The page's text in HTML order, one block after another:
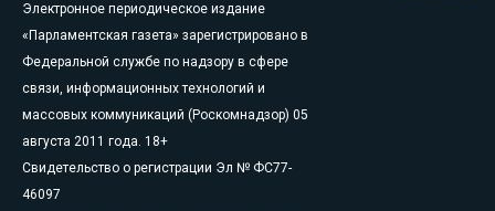
Электронное периодическое издание
«Парламентская газета» зарегистрировано в
Федеральной службе по надзору в сфере
связи, информационных технологий и
массовых коммуникаций (Роскомнадзор) 05
августа 2011 года. 18+
Свидетельство о регистрации Эл № ФС77-
46097